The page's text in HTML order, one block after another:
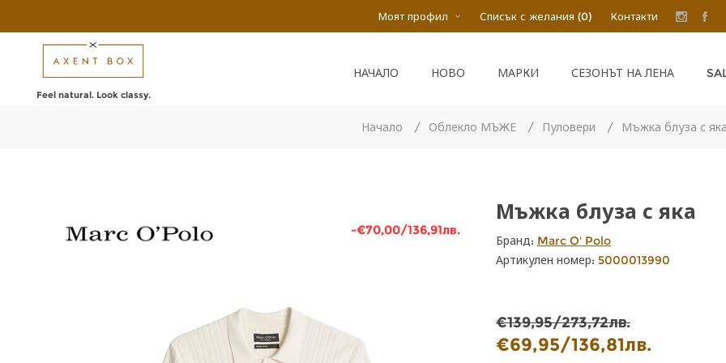
Моят профил Списък с желания (0) Контакти
Feel natural. Look classy.
НАЧАЛО НОВО МАРКИ СЕЗОНЪТ НА ЛЕНА
Начало / Облекло МЪЖЕ / Пуловери / Мъжка блуза с яка
-€70,00/136,91лв.
Мъжка блуза с яка
Бранд: Marc O' Polo
Артикулен номер: 5000013990
€139,95/273,72лв.
€69,95/136,81лв.